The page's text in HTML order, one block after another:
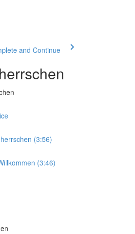
and Continue
(3:56)
(3:46)